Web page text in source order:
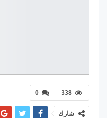
0 338
شارك